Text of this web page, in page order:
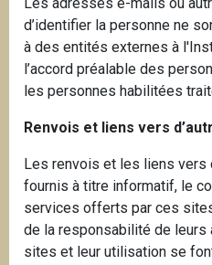
Les adresses e-mails ou
d’identifier la personne ne
à des entités externes à
l’accord préalable des
les personnes habilitées
Renvois et liens vers
Les renvois et les liens vers
fournis à titre informatif, le
services offerts par ces
de la responsabilité de leurs
sites et leur utilisation se